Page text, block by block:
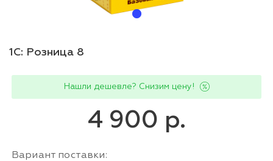
1С: Розница 8
Нашли дешевле? Снизим цену!
4 900 р.
Вариант поставки: